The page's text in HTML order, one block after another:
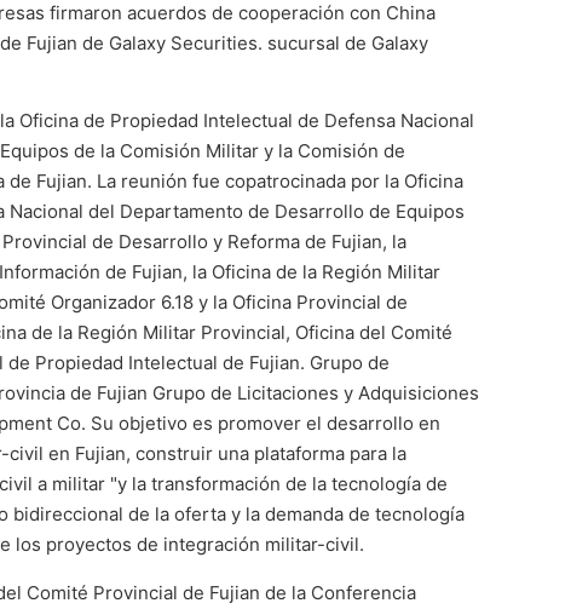
firmaron acuerdos de cooperación con China
Fujian de Galaxy Securities. sucursal de Galaxy
Oficina de Propiedad Intelectual de Defensa Nacional
de la Comisión Militar y la Comisión de
Fujian. La reunión fue copatrocinada por la Oficina
del Departamento de Desarrollo de Equipos
de Desarrollo y Reforma de Fujian, la
de Fujian, la Oficina de la Región Militar
Organizador 6.18 y la Oficina Provincial de
de la Región Militar Provincial, Oficina del Comité
de Propiedad Intelectual de Fujian. Grupo de
de Fujian Grupo de Licitaciones y Adquisiciones
Co. Su objetivo es promover el desarrollo en
en Fujian, construir una plataforma para la
a militar "y la transformación de la tecnología de
bidireccional de la oferta y la demanda de tecnología
los proyectos de integración militar-civil.
Comité Provincial de Fujian de la Conferencia